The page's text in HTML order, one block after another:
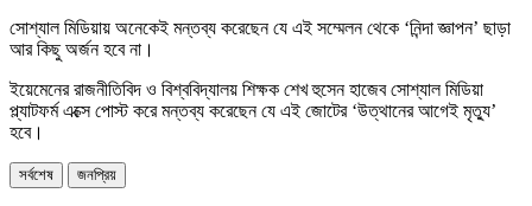
সোশ্যাল মিডিয়ায় অনেকেই মন্তব্য করেছেন যে এই সম্মেলন থেকে ‘নিন্দা জ্ঞাপন’ ছাড়া
আর কিছু অর্জন হবে না।
ইয়েমেনের রাজনীতিবিদ ও বিশ্ববিদ্যালয় শিক্ষক শেখ হুসেন হাজেব সোশ্যাল মিডিয়া
প্ল্যাটফর্ম এক্সে পোস্ট করে মন্তব্য করেছেন যে এই জোটের ‘উত্থানের আগেই মৃত্যু’
হবে।
সর্বশেষ জনপ্রিয়